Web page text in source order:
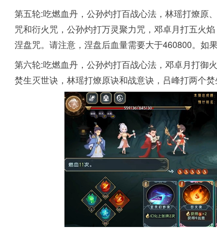
第五轮:吃燃血丹，公孙灼打百战心法，林瑶打燎原
咒和衍火咒，公孙灼打万灵聚力咒，邓卓月打五火
涅盘咒。请注意，涅盘后血量需要大于460800。如
第六轮:吃燃血丹，公孙灼打百战心法，邓卓月打御
焚生灭世诀，林瑶打燎原诀和战意诀，吕峰打两个